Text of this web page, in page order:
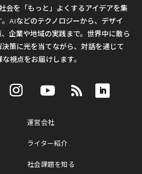
会を「もっと」よくするアイデアを集
AIなどのテクノロジーから、デザイ
企業や地域の実践まで。世界中に散ら
策に光を当てながら、対話を通じて
視点をお届けします。
運営会社
ライター紹介
社会課題を知る